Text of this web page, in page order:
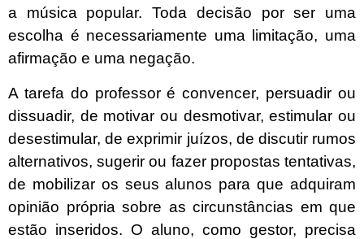
a música popular. Toda decisão por ser uma
escolha é necessariamente uma limitação, uma
afirmação e uma negação.
A tarefa do professor é convencer, persuadir ou
dissuadir, de motivar ou desmotivar, estimular ou
desestimular, de exprimir juízos, de discutir rumos
alternativos, sugerir ou fazer propostas tentativas,
de mobilizar os seus alunos para que adquiram
opinião própria sobre as circunstâncias em que
estão inseridos. O aluno, como gestor, precisa